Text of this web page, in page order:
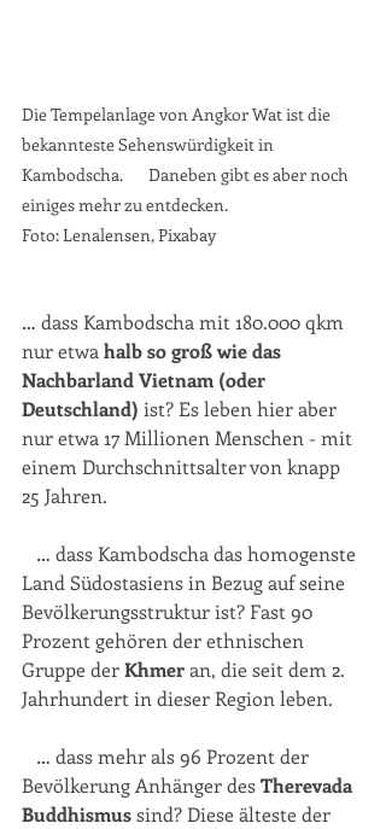
Die Tempelanlage von Angkor Wat ist die
bekannteste Sehenswürdigkeit in
Kambodscha.       Daneben gibt es aber noch
einiges mehr zu entdecken.
Foto: Lenalensen, Pixabay ­
… dass Kambodscha mit 180.000 qkm
nur etwa halb so groß wie das
Nachbarland Vietnam (oder
Deutschland) ist? Es leben hier aber
nur etwa 17 Millionen Menschen - mit
einem Durchschnittsalter von knapp
25 Jahren.
Land Südostasiens in Bezug auf seine
Bevölkerungsstruktur ist? Fast 90
Prozent gehören der ethnischen
Gruppe der Khmer an, die seit dem 2.
Jahrhundert in dieser Region leben.
Bevölkerung Anhänger des Therevada
Buddhismus sind? Diese älteste der